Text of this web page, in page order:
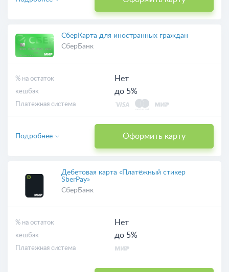
СберКарта для иностранных граждан
СберБанк
% на остаток Нет
кешбэк до 5%
Платежная система
Оформить карту
Подробнее
Дебетовая карта «Платёжный стикер
SberPay»
СберБанк
% на остаток Нет
кешбэк до 5%
Платежная система